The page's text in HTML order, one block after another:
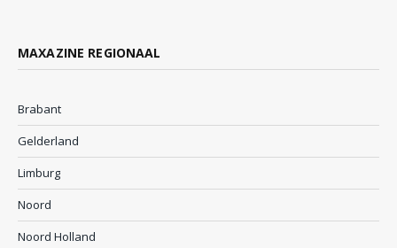
MAXAZINE REGIONAAL
Brabant
Gelderland
Limburg
Noord
Noord Holland